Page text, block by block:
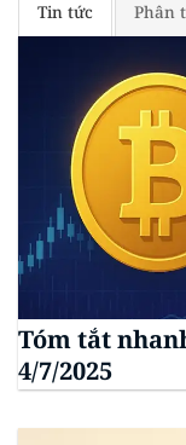
Tin tức Phân
Tóm tắt
4/7/2025